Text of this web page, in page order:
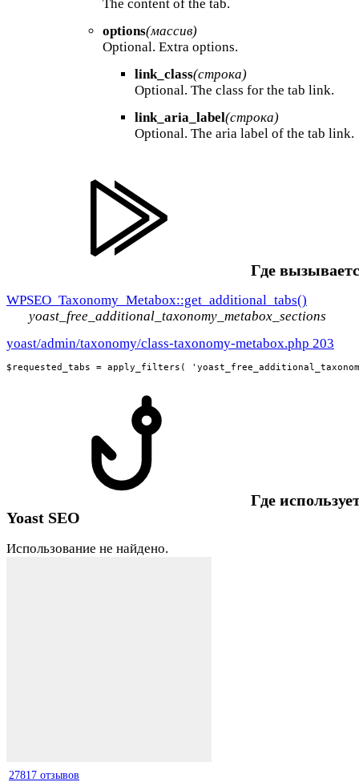
The content of the tab.
options(массив)
Optional. Extra options.
link_class(строка)
Optional. The class for the tab link.
link_aria_label(строка)
Optional. The aria label of the tab link.
Где
WPSEO_Taxonomy_Metabox::get_additional_tabs()
yoast_free_additional_taxonomy_metabox_sections
yoast/admin/taxonomy/class-taxonomy-metabox.php 203
$requested_tabs = apply_filters(
Где
Yoast SEO
Использование не найдено.
27817 отзывов